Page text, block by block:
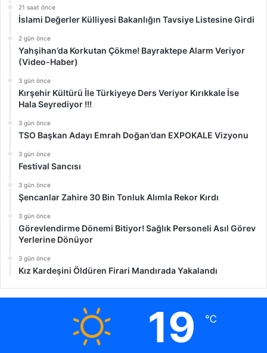
21 saat önce
İslami Değerler Külliyesi Bakanlığın Tavsiye Listesine Girdi
2 gün önce
Yahşihan’da Korkutan Çökme! Bayraktepe Alarm Veriyor
(Video-Haber)
3 gün önce
Kırşehir Kültürü İle Türkiyeye Ders Veriyor Kırıkkale İse
Hala Seyrediyor !!!
3 gün önce
TSO Başkan Adayı Emrah Doğan’dan EXPOKALE Vizyonu
3 gün önce
Festival Sancısı
3 gün önce
Şencanlar Zahire 30 Bin Tonluk Alımla Rekor Kırdı
3 gün önce
Görevlendirme Dönemi Bitiyor! Sağlık Personeli Asıl Görev
Yerlerine Dönüyor
3 gün önce
Kız Kardeşini Öldüren Firari Mandırada Yakalandı
19 ℃